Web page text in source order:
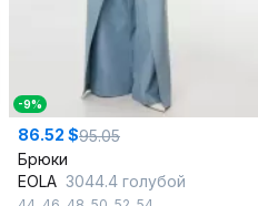
-9%
86.52 $95.05
Брюки
EOLA 3044.4 голубой